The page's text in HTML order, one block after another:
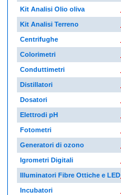
Kit Analisi Olio oliva
Kit Analisi Terreno
Centrifughe
Colorimetri
Conduttimetri
Distillatori
Dosatori
Elettrodi pH
Fotometri
Generatori di ozono
Igrometri Digitali
Illuminatori Fibre Ottiche e LED
Incubatori